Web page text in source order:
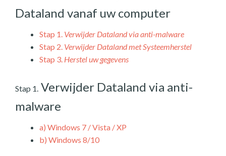
Dataland vanaf uw computer
Stap 1. Verwijder Dataland via anti-malware
Stap 2. Verwijder Dataland met Systeemherstel
Stap 3. Herstel uw gegevens
Stap 1. Verwijder Dataland via anti-
malware
a) Windows 7 / Vista / XP
b) Windows 8/10